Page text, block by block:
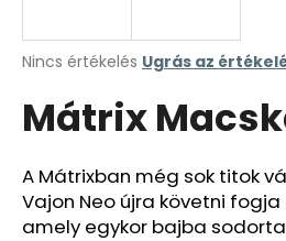
A
átlagos
értékelése
ből
0,0
csillag.
Nincs értékelés Ugrás az
Mátrix
A Mátrixban még sok titok
Vajon Neo újra követni
amely egykor bajba